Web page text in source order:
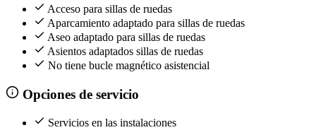
Acceso para sillas de ruedas
Aparcamiento adaptado para sillas de ruedas
Aseo adaptado para sillas de ruedas
Asientos adaptados sillas de ruedas
No tiene bucle magnético asistencial
Opciones de servicio
Servicios en las instalaciones